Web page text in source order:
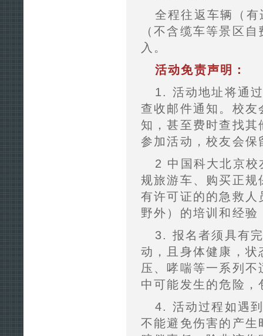
全程往返车辆（
（不含缆车等景区
入。
活动免责声明：
1. 活动地址将通
查收邮件通知。校
知，甚至费时查找
参加活动，校友会
2 中国科大北京校
规旅游车、购买正
有许可证的的急救
野外）的培训和经
3. 报名者须具有
动，且身体健康，
压、哮喘等一系列
中可能发生的危险
4. 活动过程如遇
不能避免伤害的产